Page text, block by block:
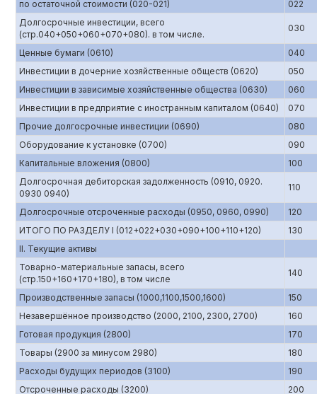
по остаточной стоимости (020-021)
022
Долгосрочные инвестиции, всего
(стр.040+050+060+070+080). в том числе.
030
Ценные бумаги (0610)
040
Инвестиции в дочерние хозяйственные обществ (0620)
050
Инвестиции в зависимые хозяйственные общества (0630)
060
Инвестиции в предприятие с иностранным капиталом (0640)
070
Прочие долгосрочные инвестиции (0690)
080
Оборудование к установке (0700)
090
Капитальные вложения (0800)
100
Долгосрочная дебиторская задолженность (0910, 0920.
0930 0940)
110
Долгосрочные отсроченные расходы (0950, 0960, 0990)
120
ИТОГО ПО РАЗДЕЛУ I (012+022+030+090+100+110+120)
130
II. Текущие активы
Товарно-материальные запасы, всего
(стр.150+160+170+180), в том числе
140
Производственные запасы (1000,1100,1500,1600)
150
Незавершённое производство (2000, 2100, 2300, 2700)
160
Готовая продукция (2800)
170
Товары (2900 за минусом 2980)
180
Расходы будущих периодов (3100)
190
Отсроченные расходы (3200)
200